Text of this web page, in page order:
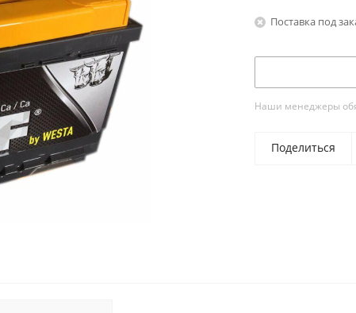
Поставка под
Наши менеджеры
Поделиться